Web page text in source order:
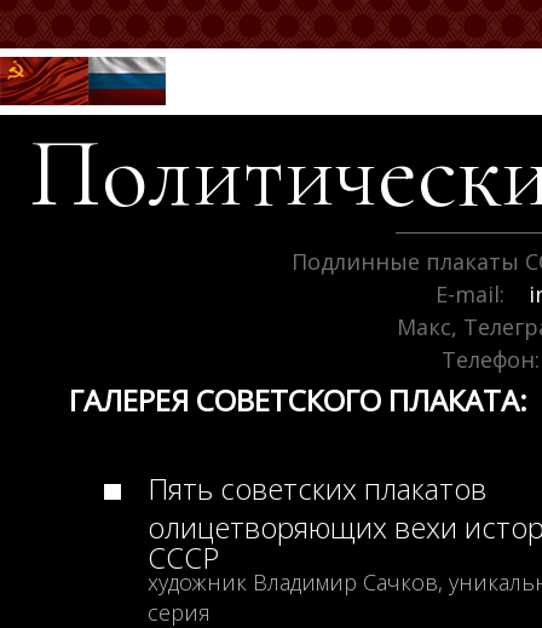
Подлинные плакаты
E-mail:
Макс,
Телефон:
ГАЛЕРЕЯ СОВЕТСКОГО ПЛАКАТА:
Пять советских плакатов
олицетворяющих вехи
СССР
художник Владимир Сачков,
серия